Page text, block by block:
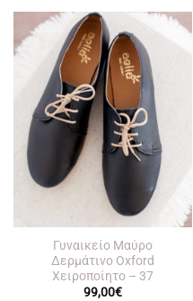
Γυναικείο Μαύρο
Δερμάτινο Οxford
Χειροποίητο – 37
99,00€